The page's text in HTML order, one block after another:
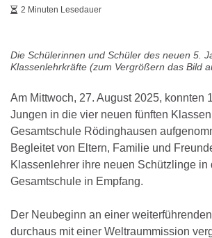
2 Minuten Lesedauer
Die Schülerinnen und Schüler des neuen 5.
Klassenlehrkräfte (zum Vergrößern das Bild
Am Mittwoch, 27. August 2025, konnten
Jungen in die vier neuen fünften
Gesamtschule Rödinghausen
Begleitet von Eltern, Familie und
Klassenlehrer ihre neuen Schützlinge in
Gesamtschule in Empfang.
Der Neubeginn an einer
durchaus mit einer Weltraummission